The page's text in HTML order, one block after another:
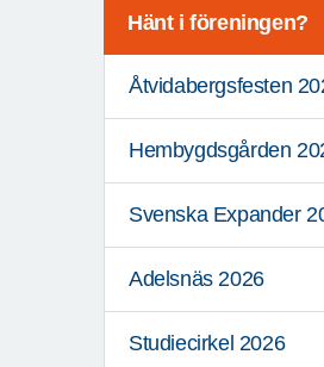
Hänt i föreningen?
Åtvidabergsfesten
Hembygdsgården
Svenska Expander
Adelsnäs 2026
Studiecirkel 2026